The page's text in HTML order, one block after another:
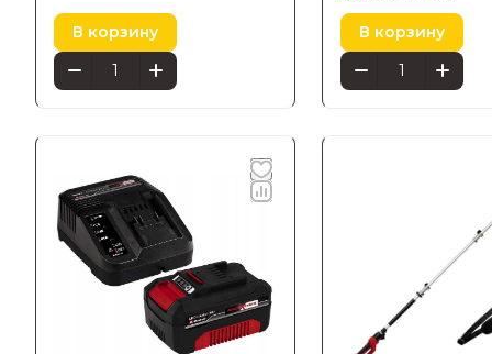
В корзину В корзину